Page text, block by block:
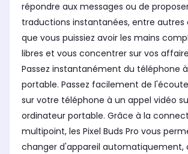
répondre aux messages ou de
traductions instantanées, entre autres
que vous puissiez avoir les mains
libres et vous concentrer sur vos
Passez instantanément du téléphone
portable. Passez facilement de
sur votre téléphone à un appel vidéo
ordinateur portable. Grâce à la
multipoint, les Pixel Buds Pro vous
changer d'appareil automatiquement,